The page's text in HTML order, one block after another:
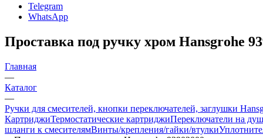
Telegram
WhatsApp
Проставка под ручку хром Hansgrohe
Главная
—
Каталог
—
Ручки для смесителей, кнопки переключателей, заглушки
КартриджиТермостатические картриджиПереключатели на душ
шланги к смесителямВинты/крепления/гайки/втулки